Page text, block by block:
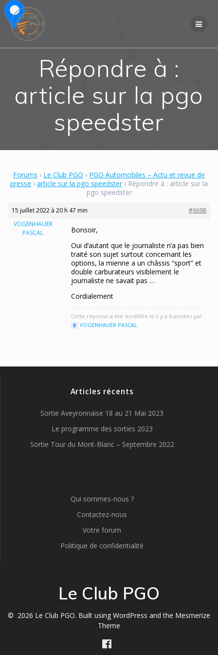
Répondre à :
article sur la pgo
speedster
Forums › Le Club PGO › PGO Automobiles – Actu et revue de
presse › article sur la pgo speedster › Répondre à : article sur la
pgo speedster
15 juillet 2022 à 20 h 47 min
#6698
VOGENHAUER
PASCAL
Bonsoir,
Oui d’autant que le journaliste n’a pas bien
traité son sujet surtout concernant les
options, la mienne a un châssis “sport” et
double carburateurs visiblement le
journaliste ne savait pas …
Cordialement
Cette réponse a été modifiée le il y a 4 années par
VOGENHAUER PASCAL.
Articles récents
Sortie Aveyronnaise 18 au 21 Mai 2023
Le programme des sorties 2023
Sortie Tour du Mont-Blanc – Septembre 2022
Qui sommes-nous ?
Contactez-nous
Votre forum
Politique de confidentialité
Le Club PGO
© 2026 Le Club PGO. Built using WordPress and the Mesmerize
Theme